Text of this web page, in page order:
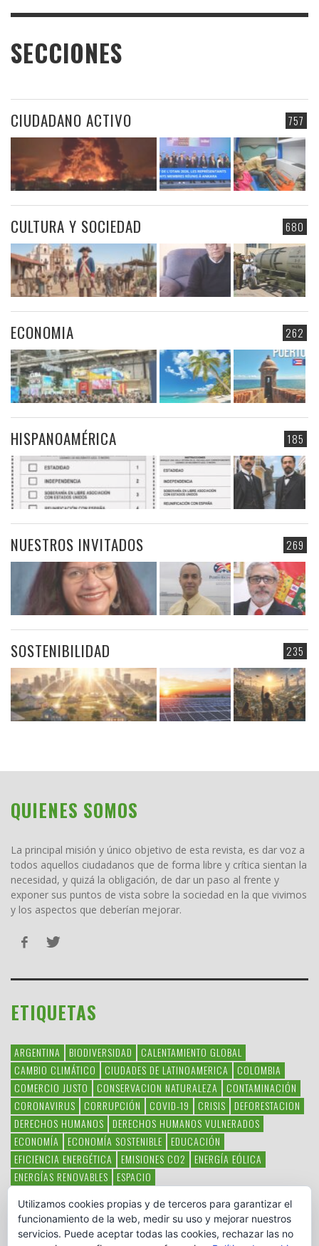
SECCIONES
757
CIUDADANO ACTIVO
680
CULTURA Y SOCIEDAD
262
ECONOMIA
185
HISPANOAMÉRICA
269
NUESTROS INVITADOS
235
SOSTENIBILIDAD
QUIENES SOMOS
La principal misión y único objetivo de esta revista, es dar voz a
todos aquellos ciudadanos que de forma libre y crítica sientan la
necesidad, y quizá la obligación, de dar un paso al frente y
exponer sus puntos de vista sobre la sociedad en la que vivimos
y los aspectos que deberían mejorar.
ETIQUETAS
ARGENTINA BIODIVERSIDAD
CALENTAMIENTO GLOBAL
CAMBIO CLIMÁTICO
CIUDADES DE LATINOAMERICA
COLOMBIA
COMERCIO JUSTO
CONSERVACION NATURALEZA
CONTAMINACIÓN
CORONAVIRUS
CORRUPCIÓN COVID-19 CRISIS
DEFORESTACION
DERECHOS HUMANOS
DERECHOS HUMANOS VULNERADOS
ECONOMÍA
ECONOMÍA SOSTENIBLE
EDUCACIÓN
EFICIENCIA ENERGÉTICA
EMISIONES CO2
ENERGÍA EÓLICA
ENERGÍAS RENOVABLES
ESPACIO
HAMBRE LATINOAMÉRICA MEDIO AMBIENTE
MÉXICO
OBJETIVOS DEL MILENIO
ONGS PAZ POBREZA POESÍA
POLITICA
Utilizamos cookies propias y de terceros para garantizar el
funcionamiento de la web, medir su uso y mejorar nuestros
servicios. Puede aceptar todas las cookies, rechazar las no